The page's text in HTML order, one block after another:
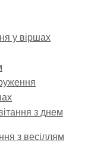
у віршах
з днем
з весіллям